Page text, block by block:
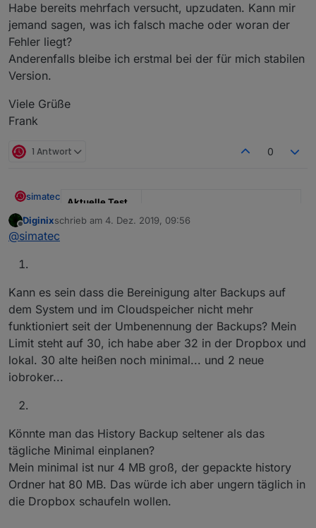
Habe bereits mehrfach versucht, upzudaten. Kann mir
jemand sagen, was ich falsch mache oder woran der
Fehler liegt?
Anderenfalls bleibe ich erstmal bei der für mich stabilen
Version.
Viele Grüße
Frank
1 Antwort 0
simatec
Aktuelle Test
Version
3.1.0
ker.backitup
https://github.com/simatec/ioBro
ker.backitup/wiki
Hier geht es um die aktuelle Version von
Offline
Diginixschrieb am 4. Dez. 2019, 09:56
zuletzt editiert von
@simatec
Kann es sein dass die Bereinigung alter Backups auf
dem System und im Cloudspeicher nicht mehr
funktioniert seit der Umbenennung der Backups? Mein
Limit steht auf 30, ich habe aber 32 in der Dropbox und
lokal. 30 alte heißen noch minimal... und 2 neue
iobroker...
Könnte man das History Backup seltener als das
tägliche Minimal einplanen?
Mein minimal ist nur 4 MB groß, der gepackte history
Ordner hat 80 MB. Das würde ich aber ungern täglich in
die Dropbox schaufeln wollen.